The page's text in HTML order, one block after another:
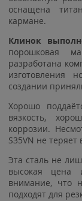
оснащена
кармане.
Клинок
порошковая
разработана
изготовления
создании
Хорошо
вязкость,
коррозии.
S35VN не теряет
Эта сталь не
высокая цена
внимание, что
подходят для